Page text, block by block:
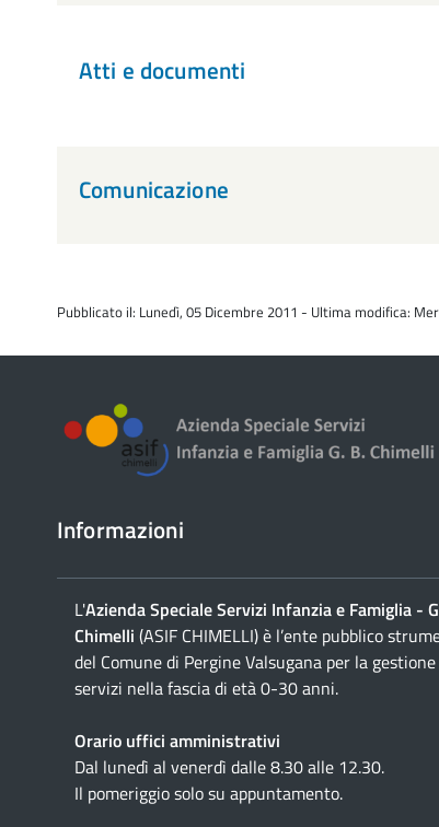
Atti e documenti
Comunicazione
Pubblicato il: Lunedì, 05 Dicembre 2011 - Ultima modifica:
Informazioni
L'Azienda Speciale Servizi Infanzia e Famiglia -
Chimelli (ASIF CHIMELLI) è l’ente pubblico
del Comune di Pergine Valsugana per la
servizi nella fascia di età 0-30 anni.
Orario uffici amministrativi
Dal lunedì al venerdì dalle 8.30 alle 12.30.
Il pomeriggio solo su appuntamento.